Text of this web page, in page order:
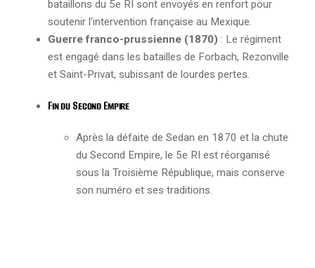
bataillons du 5e RI sont envoyés en renfort pour
soutenir l’intervention française au Mexique.
Guerre franco-prussienne (1870) : Le régiment
est engagé dans les batailles de Forbach, Rezonville
et Saint-Privat, subissant de lourdes pertes.
Fin du Second Empire
Après la défaite de Sedan en 1870 et la chute
du Second Empire, le 5e RI est réorganisé
sous la Troisième République, mais conserve
son numéro et ses traditions.